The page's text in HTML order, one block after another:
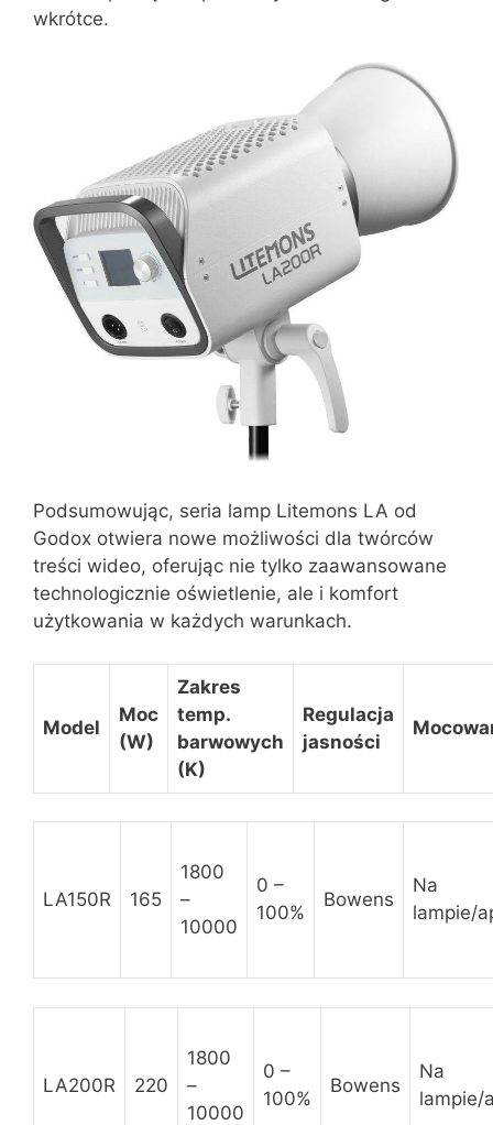
wkrótce.
Podsumowując, seria lamp Litemons LA od
Godox otwiera nowe możliwości dla twórców
treści wideo, oferując nie tylko zaawansowane
technologicznie oświetlenie, ale i komfort
użytkowania w każdych warunkach.
Model
Moc
(W)
Zakres
temp.
barwowych
(K)
Regulacja
jasności
LA150R 165
1800
–
10000
0 –
100%
Bowens
Na
lampie/
LA200R 220
1800
–
10000
0 –
100%
Bowens
Na
lampie/